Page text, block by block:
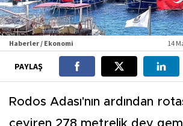
Haberler / Ekonomi 14
PAYLAŞ
Rodos Adası'nın ardından
çeviren 278 metrelik dev